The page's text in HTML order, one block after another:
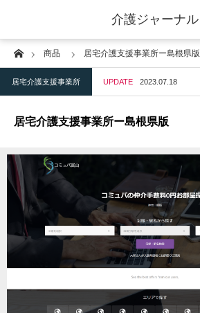
介護ジャーナル
Home商品 居宅介護支援事業所ー島根県版
居宅介護支援事業所 UPDATE 2023.07.18
居宅介護支援事業所ー島根県版
ケアプラン作成
訪問
短期入所
訪問＋通い＋宿泊
施設
地域密着型小規模施設